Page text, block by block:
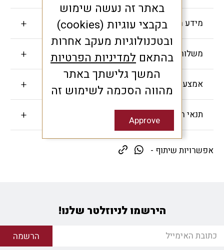
מידע חשוב
משלוחים והחזרות
אמצעי תשלום
תנאי האחריות
אפשרויות שיתוף -
הירשמו לניוזלטר שלנו!
הרשמה
באתר זה נעשה שימוש
בקבצי עוגיות (cookies)
ובטכנולוגיות מעקב אחרות
בהתאם למדיניות הפרטיות
המשך גלישתך באתר
מהווה הסכמה לשימוש זה
Approve